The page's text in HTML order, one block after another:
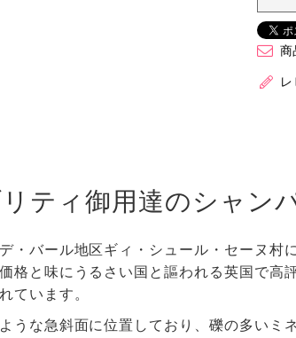
商
ティ御用達のシャン
・バール地区ギィ・シュール・セーヌ村
格と味にうるさい国と謳われる英国で高
ています。
うな急斜面に位置しており、礫の多いミ